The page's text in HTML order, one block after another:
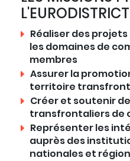
L'EURODISTRICT
Réaliser des
les domaines de
membres
Assurer la
territoire
Créer et soutenir
transfrontaliers de
Représenter les
auprès des
nationales et